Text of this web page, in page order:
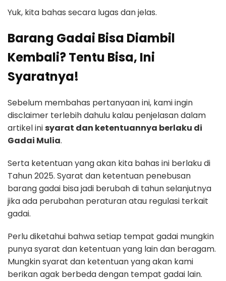
Yuk, kita bahas secara lugas dan jelas.
Barang Gadai Bisa Diambil
Kembali? Tentu Bisa, Ini
Syaratnya!
Sebelum membahas pertanyaan ini, kami ingin
disclaimer terlebih dahulu kalau penjelasan dalam
artikel inisyarat dan ketentuannya berlaku di
Gadai Mulia.
Serta ketentuan yang akan kita bahas ini berlaku di
Tahun 2025. Syarat dan ketentuan penebusan
barang gadai bisa jadi berubah di tahun selanjutnya
jika ada perubahan peraturan atau regulasi terkait
gadai.
Perlu diketahui bahwa setiap tempat gadai mungkin
punya syarat dan ketentuan yang lain dan beragam.
Mungkin syarat dan ketentuan yang akan kami
berikan agak berbeda dengan tempat gadai lain.